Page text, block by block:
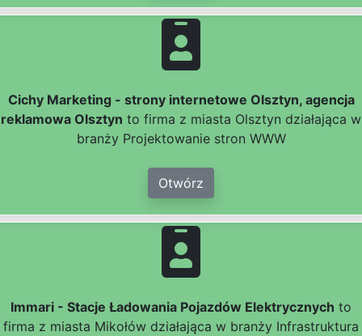
Cichy Marketing - strony internetowe Olsztyn, agencja
reklamowa Olsztyn to firma z miasta Olsztyn działająca w
branży Projektowanie stron WWW
Otwórz
Immari - Stacje Ładowania Pojazdów Elektrycznych to
firma z miasta Mikołów działająca w branży Infrastruktura